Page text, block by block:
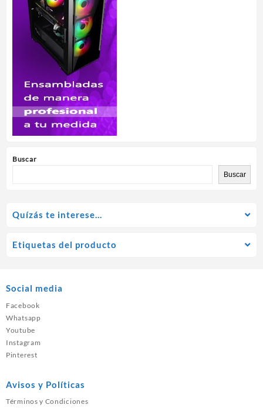
Buscar
Buscar
Quízás te interese…
Etiquetas del producto
Social media
Facebook
Whatsapp
Youtube
Instagram
Pinterest
Avisos y Políticas
Términos y Condiciones